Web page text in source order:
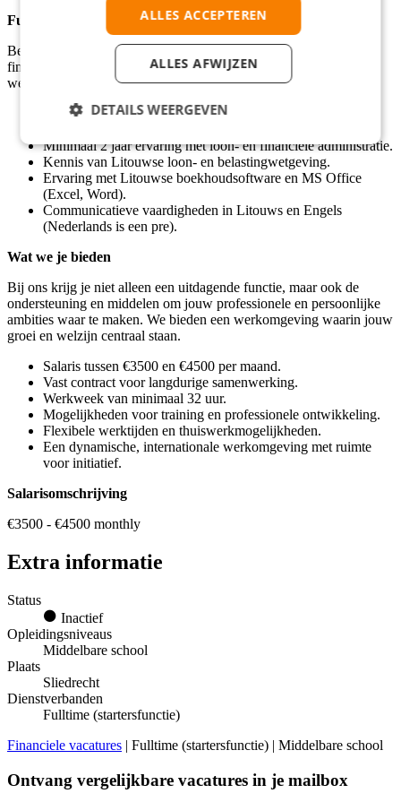
Functie eisen
Ben jij een nauwkeurige professional met ervaring in loon- en
financiële administratie? Wij zoeken iemand die zelfstandig kan
werken en bekend is met de Litouwse regelgeving.
Afgeronde financiële of administratieve opleiding op
Minimaal 2 jaar ervaring met loon- en financiële administratie.
Kennis van Litouwse loon- en belastingwetgeving.
Ervaring met Litouwse boekhoudsoftware en MS Office
(Excel, Word).
Communicatieve vaardigheden in Litouws en Engels
(Nederlands is een pre).
Wat we je bieden
Bij ons krijg je niet alleen een uitdagende functie, maar ook de
ondersteuning en middelen om jouw professionele en persoonlijke
ambities waar te maken. We bieden een werkomgeving waarin jouw
groei en welzijn centraal staan.
Salaris tussen €3500 en €4500 per maand.
Vast contract voor langdurige samenwerking.
Werkweek van minimaal 32 uur.
Mogelijkheden voor training en professionele ontwikkeling.
Flexibele werktijden en thuiswerkmogelijkheden.
Een dynamische, internationale werkomgeving met ruimte
voor initiatief.
Salarisomschrijving
€3500 - €4500 monthly
Extra informatie
Status
Inactief
Opleidingsniveaus
Middelbare school
Plaats
Sliedrecht
Dienstverbanden
Fulltime (startersfunctie)
Financiele vacatures | Fulltime (startersfunctie) | Middelbare school
Ontvang vergelijkbare vacatures in je mailbox
ALLES ACCEPTEREN
ALLES AFWIJZEN
DETAILS WEERGEVEN